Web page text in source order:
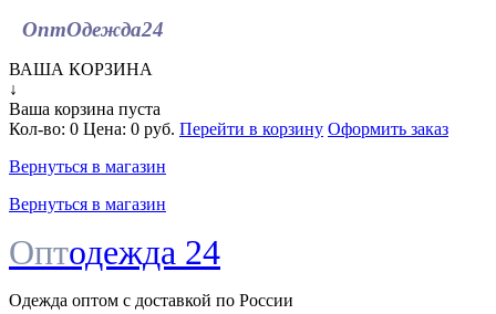
ОптОдежда24
ВАША КОРЗИНА
↓
Ваша корзина пуста
Кол-во: 0 Цена: 0 руб. Перейти в корзину Оформить заказ
Вернуться в магазин
Вернуться в магазин
Оптодежда 24
Одежда оптом с доставкой по России